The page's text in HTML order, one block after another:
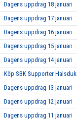
Dagens uppdrag 18 januari
Dagens uppdrag 17 januari
Dagens uppdrag 16 januari
Dagens uppdrag 15 januari
Dagens uppdrag 14 januari
Köp SBK Supporter Halsduk
Dagens uppdrag 13 januari
Dagens uppdrag 12 januari
Dagens uppdrag 11 januari